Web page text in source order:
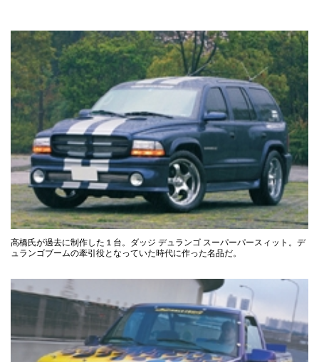
高橋氏が過去に制作した１台。ダッジ デュランゴ スーパーパースィット。デ
ュランゴブームの牽引役となっていた時代に作った名品だ。